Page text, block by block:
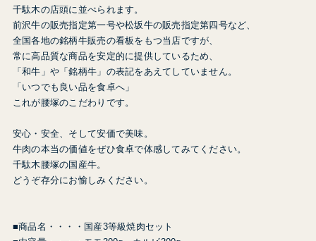
千駄木の店頭に並べられます。
前沢牛の販売指定第一号や松坂牛の販売指定第四号など、
全国各地の銘柄牛販売の看板をもつ当店ですが、
常に高品質な商品を安定的に提供しているため、
「和牛」や「銘柄牛」の表記をあえてしていません。
「いつでも良い品を食卓へ」
これが腰塚のこだわりです。
安心・安全、そして安価で美味。
牛肉の本当の価値をぜひ食卓で体感してみてください。
千駄木腰塚の国産牛。
どうぞ存分にお愉しみください。
■商品名・・・・国産3等級焼肉セット